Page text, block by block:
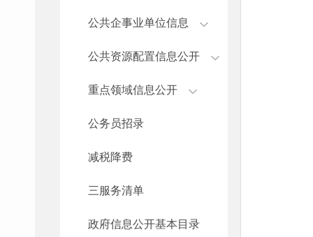
公共企事业单位信息
公共资源配置信息公开
重点领域信息公开
公务员招录
减税降费
三服务清单
政府信息公开基本目录